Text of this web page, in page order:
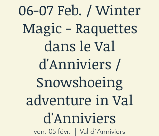
06-07 Feb. / Winter
Magic - Raquettes
dans le Val
d'Anniviers /
Snowshoeing
adventure in Val
d'Anniviers
ven. 05 févr.
  |
Val d'Anniviers